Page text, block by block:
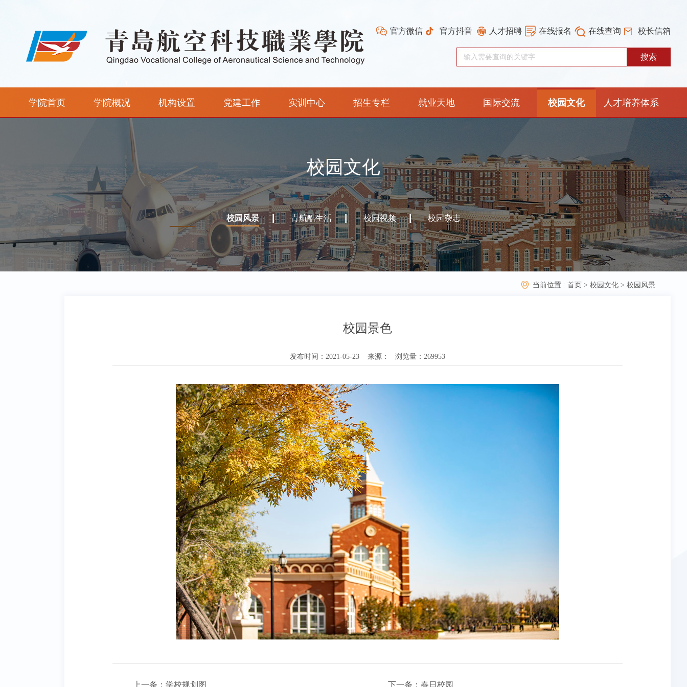
校长信箱
在线查询
在线报名
人才招聘
官方抖音
官方微信
学院首页 学院概况 机构设置 党建工作 实训中心 招生专栏 就业天地 国际交流 校园文化 人才培养体系
校园文化
校园风景 青航酷生活 校园视频 校园杂志
当前位置 : 首页 > 校园文化> 校园风景
校园景色
发布时间：2021-05-23 来源： 浏览量：269953
上一条： 学校规划图 下一条： 春日校园